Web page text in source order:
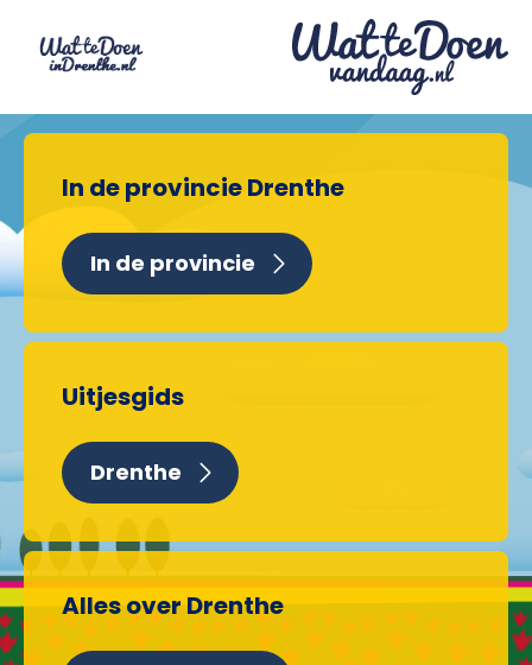
In de provincie Drenthe
In de provincie
Uitjesgids
Drenthe
Alles over Drenthe